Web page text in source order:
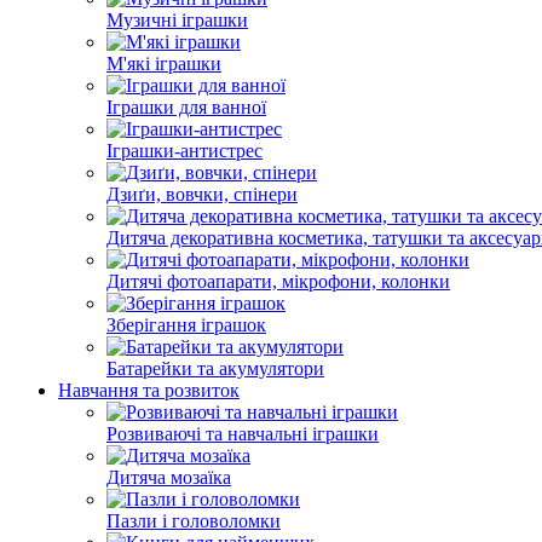
Музичні іграшки
М'які іграшки
Іграшки для ванної
Іграшки-антистрес
Дзиґи, вовчки, спінери
Дитяча декоративна косметика, татушки та
Дитячі фотоапарати, мікрофони, колонки
Зберігання іграшок
Батарейки та акумулятори
Навчання та розвиток
Розвиваючі та навчальні іграшки
Дитяча мозаїка
Пазли і головоломки